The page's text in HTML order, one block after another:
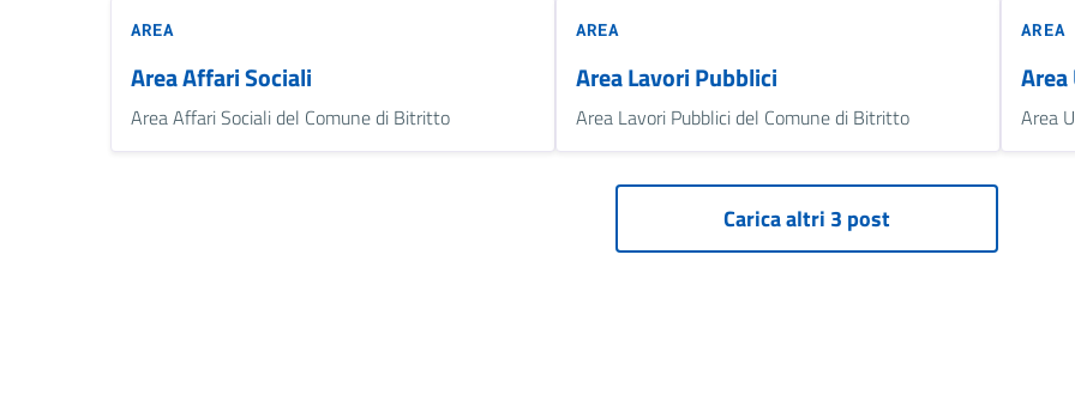
AREA
Area Affari Sociali
Area Affari Sociali del Comune di Bitritto
AREA
Area Lavori Pubblici
Area Lavori Pubblici del Comune di Bitritto
AREA
Area